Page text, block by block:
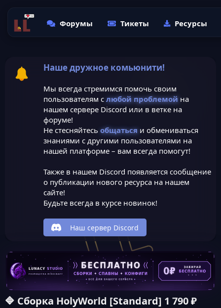
Форумы Тикеты Ресурсы
Наше дружное комьюнити!
Мы всегда стремимся помочь своим
пользователям с любой проблемойна
нашем сервере Discord или в ветке на
форуме!
Не стесняйтесь общатьсяи обмениваться
знаниями с другими пользователями на
нашей платформе – вам всегда помогут!
Также в нашем Discord появляется сообщение
о публикации нового ресурса на нашем
сайте!
Будьте всегда в курсе новинок!
Наш сервер Discord
🔷 Сборка HolyWorld [Standard] 1 790 ₽